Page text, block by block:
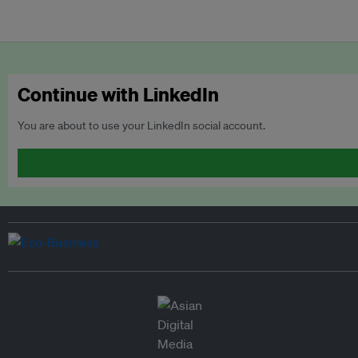
Continue with LinkedIn
You are about to use your LinkedIn social account.